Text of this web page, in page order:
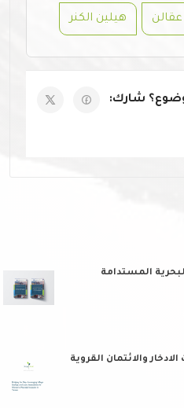
هيلين الكنر
شارك:
المستدامة
والائتمان القروية